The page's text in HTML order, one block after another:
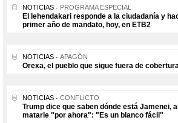
NOTICIAS PROGRAMA ESPECIAL
El lehendakari responde a la ciudadanía y
primer año de mandato, hoy, en ETB2
NOTICIAS APAGÓN
Orexa, el pueblo que sigue fuera de
NOTICIAS CONFLICTO
Trump dice que saben dónde está Jamenei,
matarle "por ahora": "Es un blanco fácil"